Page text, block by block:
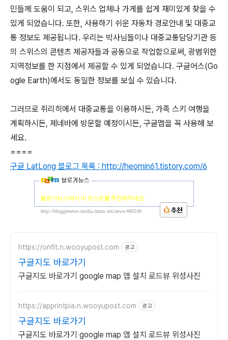
민들께 도움이 되고, 스위스 업체나 가게를 쉽게 재미있게 찾을 수
있게 되었습니다. 또한, 사용하기 쉬운 자동차 경로안내 및 대중교
통 정보도 제공됩니다. 우리는 박사님들이나 대중교통담당기관 등
의 스위스의 콘텐츠 제공자들과 공동으로 작업함으로써, 광범위한
지역정보를 한 지점에서 제공할 수 있게 되었습니다. 구글어스(Go
ogle Earth)에서도 동일한 정보를 보실 수 있습니다.
그러므로 쥐리히에서 대중교통을 이용하시든, 가족 스키 여행을
계획하시든, 제네바에 방문할 예정이시든, 구글맵을 꼭 사용해 보
세요.
====
구글 LatLong 블로그 목록 : http://heomin61.tistory.com/6
블로거뉴스에서 이 포스트를 추천해주세요.
http://bloggernews.media.daum.net/news/480249
https://onfit.n.wooyupost.com 광고
구글지도 바로가기
구글지도 바로가기 google map 앱 설치 로드뷰 위성사진
https://apprintpia.n.wooyupost.com 광고
구글지도 바로가기
구글지도 바로가기 google map 앱 설치 로드뷰 위성사진